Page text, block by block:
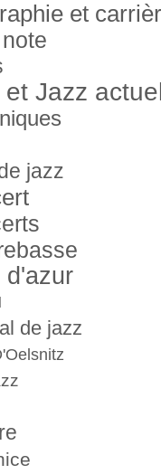
et
et Jazz
jazz
d'azur
de jazz